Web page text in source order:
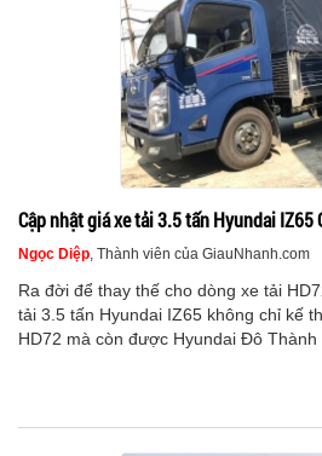
Cập nhật giá xe tải 3.5 tấn Hyundai IZ65
Ngọc Diệp, Thành viên của GiauNhanh.com
Ra đời để thay thế cho dòng xe tải
tải 3.5 tấn Hyundai IZ65 không chỉ kế
HD72 mà còn được Hyundai Đô Thành